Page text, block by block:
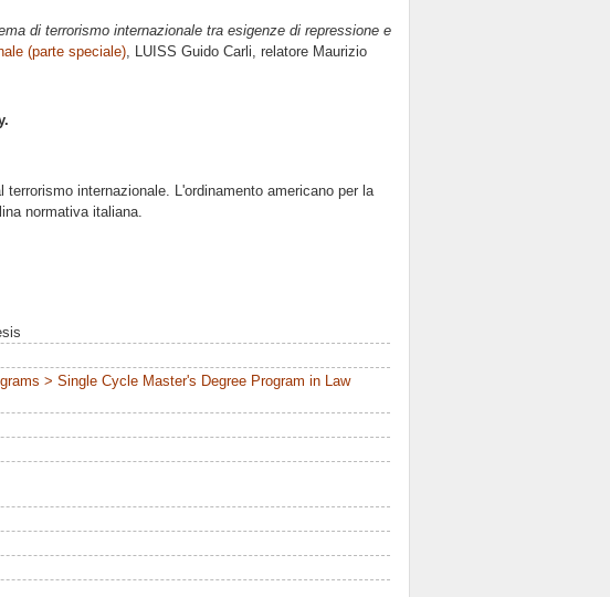
di terrorismo internazionale tra esigenze di repressione e
(parte speciale), LUISS Guido Carli, relatore Maurizio
internazionale. L'ordinamento americano per la
normativa italiana.
> Single Cycle Master's Degree Program in Law